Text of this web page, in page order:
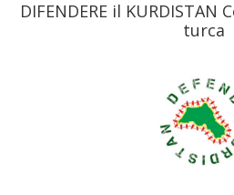
DIFENDERE il KURDISTAN
turca